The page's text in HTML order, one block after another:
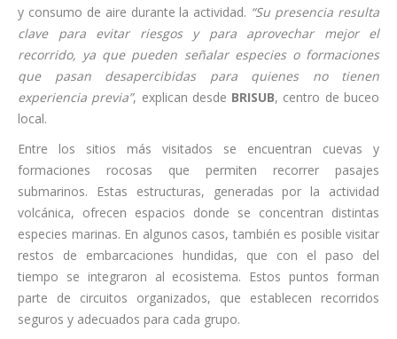
y consumo de aire durante la actividad. “Su presencia resulta
clave para evitar riesgos y para aprovechar mejor el
recorrido, ya que pueden señalar especies o formaciones
que pasan desapercibidas para quienes no tienen
experiencia previa”, explican desde BRISUB, centro de buceo
local.
Entre los sitios más visitados se encuentran cuevas y
formaciones rocosas que permiten recorrer pasajes
submarinos. Estas estructuras, generadas por la actividad
volcánica, ofrecen espacios donde se concentran distintas
especies marinas. En algunos casos, también es posible visitar
restos de embarcaciones hundidas, que con el paso del
tiempo se integraron al ecosistema. Estos puntos forman
parte de circuitos organizados, que establecen recorridos
seguros y adecuados para cada grupo.